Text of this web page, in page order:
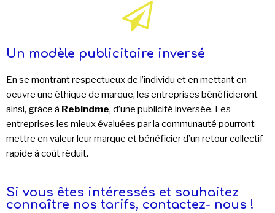
Un modèle publicitaire inversé
En se montrant respectueux de l’individu et en mettant en
oeuvre une éthique de marque, les entreprises bénéficieront
ainsi, grâce à Rebindme, d’une publicité inversée. Les
entreprises les mieux évaluées par la communauté pourront
mettre en valeur leur marque et bénéficier d’un retour collectif
rapide à coût réduit.
Si vous êtes intéressés et souhaitez
connaître nos tarifs, contactez- nous !